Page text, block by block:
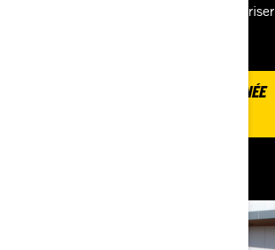
mettre fin à l’intimidation et de
EN SAVOIR PLUS SUR LA JOURNÉE